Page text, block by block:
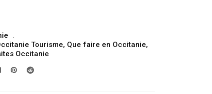
Tourisme, Que faire en Occitanie,
Occitanie